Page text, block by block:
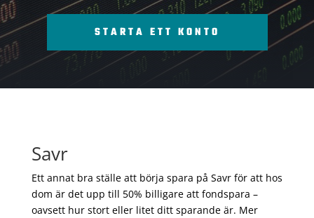
STARTA ETT KONTO
Savr
Ett annat bra ställe att börja spara på Savr för att hos
dom är det upp till 50% billigare att fondspara –
oavsett hur stort eller litet ditt sparande är. Mer